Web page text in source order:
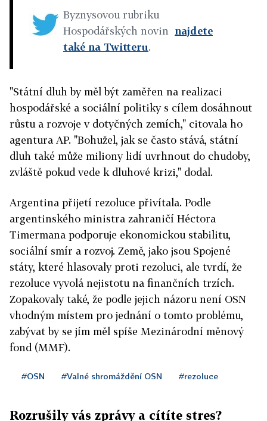
Byznysovou rubriku
Hospodářských novin najdete
také na Twitteru.
"Státní dluh by měl být zaměřen na realizaci
hospodářské a sociální politiky s cílem dosáhnout
růstu a rozvoje v dotyčných zemích," citovala ho
agentura AP. "Bohužel, jak se často stává, státní
dluh také může miliony lidí uvrhnout do chudoby,
zvláště pokud vede k dluhové krizi," dodal.
Argentina přijetí rezoluce přivítala. Podle
argentinského ministra zahraničí Héctora
Timermana podporuje ekonomickou stabilitu,
sociální smír a rozvoj. Země, jako jsou Spojené
státy, které hlasovaly proti rezoluci, ale tvrdí, že
rezoluce vyvolá nejistotu na finančních trzích.
Zopakovaly také, že podle jejich názoru není OSN
vhodným místem pro jednání o tomto problému,
zabývat by se jím měl spíše Mezinárodní měnový
fond (MMF).
#OSN #Valné shromáždění OSN #rezoluce
Rozrušily vás zprávy a cítíte stres?